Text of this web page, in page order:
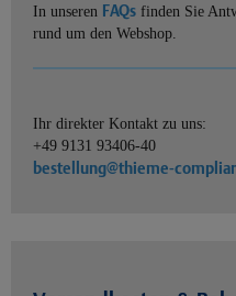
In unseren FAQs finden Sie
rund um den Webshop.
Ihr direkter Kontakt zu uns:
+49 9131 93406-40
bestellung@thieme-